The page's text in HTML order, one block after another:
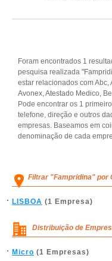
Foram encontrados 1
pesquisa realizada
estar relacionados com Abc,
Avonex, Atestado Medico,
Pode encontrar os 1
telefone, direção e outros
empresas. Baseamos em
denominação de cada
Filtrar "Fampridina" por
LISBOA (1 Empresa)
Distribuição de
Micro (1 Empresas)